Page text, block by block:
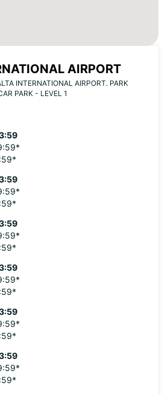
AIRPORT
INTERNATIONAL AIRPORT. PARK
PARK - LEVEL 1